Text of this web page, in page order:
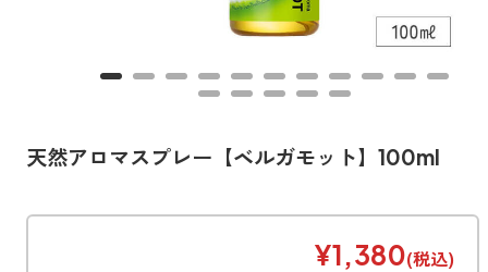
トイレ空間を快適にしたい
寝室
ぐっすり眠れる空間にしたい
帰宅・来客時も心地よくしたい
消臭
製品タイプ
アロマディフューザー
アロマスプレー
商品一覧
ギフト
天然アロマスプレー【ベルガモット】100ml
¥1,380(税込)